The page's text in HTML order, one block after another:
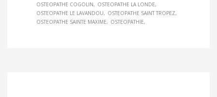
OSTEOPATHE COGOLIN
OSTEOPATHE LA LONDE
OSTEOPATHE LE LAVANDOU
OSTEOPATHE SAINT TROPEZ
OSTEOPATHE SAINTE MAXIME
OSTEOPATHIE